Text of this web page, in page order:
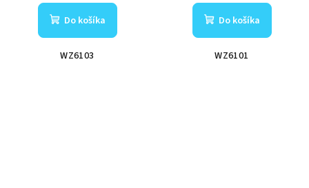
Do košíka
WZ6103
Do košíka
WZ6101